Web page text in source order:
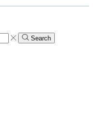
Search